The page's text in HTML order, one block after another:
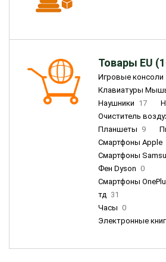
Товары EU
Игровые консоли
Клавиатуры
Наушники 17
Очиститель
Планшеты 9
Смартфоны Apple
Смартфоны
Фен Dyson 0
Смартфоны
тд 31
Часы 0
Электронные